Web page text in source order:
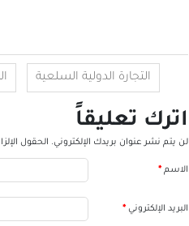
التجارة الدولية السلعية
اترك تعليقاً
لن يتم نشر عنوان بريدك الإلكتروني. الحقول
الاسم*
البريد الإلكتروني*